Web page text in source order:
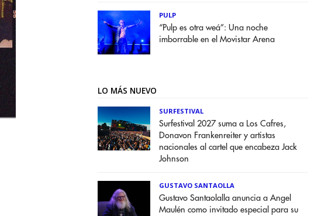
PULP
“Pulp es otra weá”: Una noche
imborrable en el Movistar Arena
LO MÁS NUEVO
SURFESTIVAL
Surfestival 2027 suma a Los Cafres,
Donavon Frankenreiter y artistas
nacionales al cartel que encabeza Jack
Johnson
GUSTAVO SANTAOLLA
Gustavo Santaolalla anuncia a Angel
Maulén como invitado especial para su